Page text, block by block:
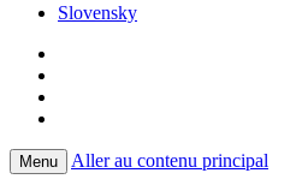
Slovensky
Menu Aller au contenu principal